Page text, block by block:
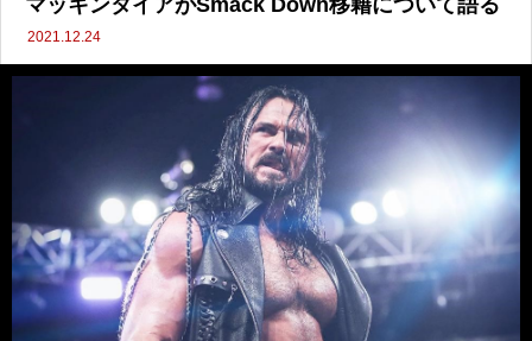
マッキンタイアがSmack Down移籍について語る
2021.12.24